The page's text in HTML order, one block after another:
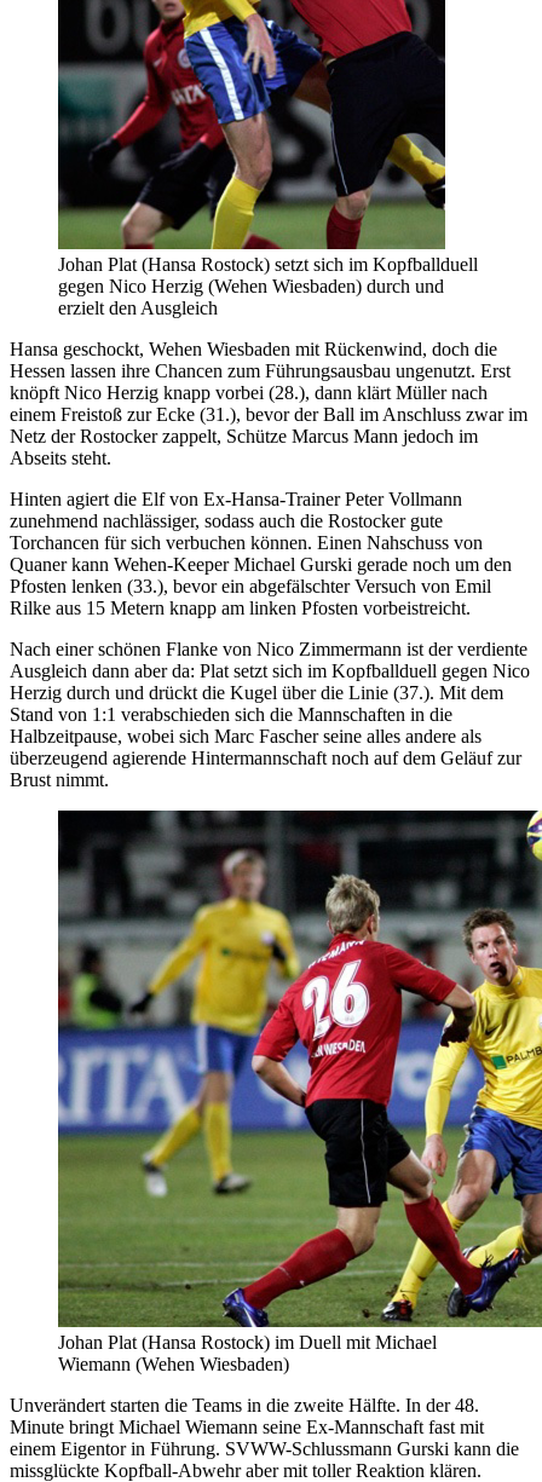
Johan Plat (Hansa Rostock) setzt sich im Kopfballduell
gegen Nico Herzig (Wehen Wiesbaden) durch und
erzielt den Ausgleich
Hansa geschockt, Wehen Wiesbaden mit Rückenwind, doch die
Hessen lassen ihre Chancen zum Führungsausbau ungenutzt. Erst
knöpft Nico Herzig knapp vorbei (28.), dann klärt Müller nach
einem Freistoß zur Ecke (31.), bevor der Ball im Anschluss zwar im
Netz der Rostocker zappelt, Schütze Marcus Mann jedoch im
Abseits steht.
Hinten agiert die Elf von Ex-Hansa-Trainer Peter Vollmann
zunehmend nachlässiger, sodass auch die Rostocker gute
Torchancen für sich verbuchen können. Einen Nahschuss von
Quaner kann Wehen-Keeper Michael Gurski gerade noch um den
Pfosten lenken (33.), bevor ein abgefälschter Versuch von Emil
Rilke aus 15 Metern knapp am linken Pfosten vorbeistreicht.
Nach einer schönen Flanke von Nico Zimmermann ist der verdiente
Ausgleich dann aber da: Plat setzt sich im Kopfballduell gegen Nico
Herzig durch und drückt die Kugel über die Linie (37.). Mit dem
Stand von 1:1 verabschieden sich die Mannschaften in die
Halbzeitpause, wobei sich Marc Fascher seine alles andere als
überzeugend agierende Hintermannschaft noch auf dem Geläuf zur
Brust nimmt.
Johan Plat (Hansa Rostock) im Duell mit Michael
Wiemann (Wehen Wiesbaden)
Unverändert starten die Teams in die zweite Hälfte. In der 48.
Minute bringt Michael Wiemann seine Ex-Mannschaft fast mit
einem Eigentor in Führung. SVWW-Schlussmann Gurski kann die
missglückte Kopfball-Abwehr aber mit toller Reaktion klären.